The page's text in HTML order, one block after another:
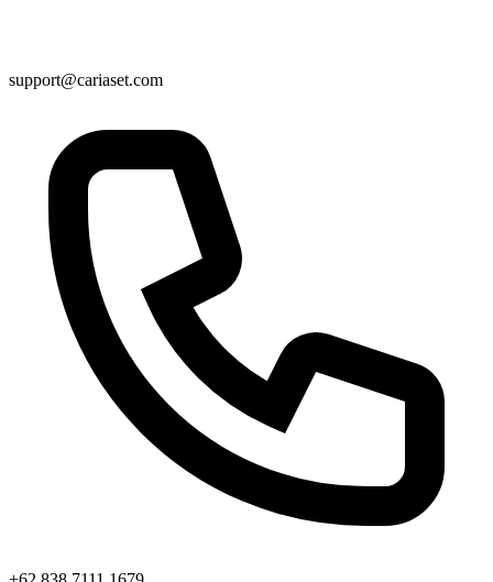
support@cariaset.com